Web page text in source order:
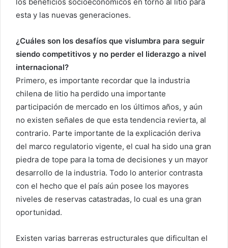
esta y las nuevas generaciones.
¿Cuáles son los desafíos que vislumbra para seguir
siendo competitivos y no perder el liderazgo a nivel
internacional?
Primero, es importante recordar que la industria
chilena de litio ha perdido una importante
participación de mercado en los últimos años, y aún
no existen señales de que esta tendencia revierta, al
contrario. Parte importante de la explicación deriva
del marco regulatorio vigente, el cual ha sido una gran
piedra de tope para la toma de decisiones y un mayor
desarrollo de la industria. Todo lo anterior contrasta
con el hecho que el país aún posee los mayores
niveles de reservas catastradas, lo cual es una gran
oportunidad.
Existen varias barreras estructurales que dificultan el